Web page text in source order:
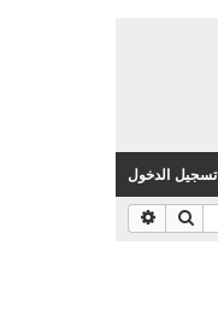
تسجيل الدخول
بحث